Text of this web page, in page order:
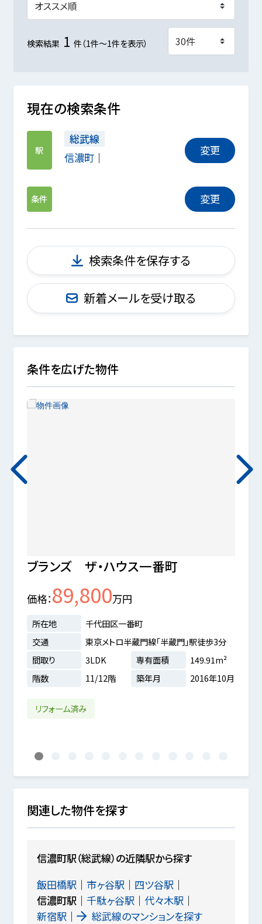
検索結果 1 件（1件～1件を表示）
現在の検索条件
駅
総武線
信濃町
変更
条件 変更
検索条件を保存する
新着メールを受け取る
条件を広げた物件
ブランズ ザ・ハウス一番町
価格 89,800万円
所在地
千代田区一番町
交通
東京メトロ半蔵門線「半蔵門」駅徒歩3分
間取り
3LDK 専有面積
149.91m²
階数
11/12階 築年月 2016年10月
リフォーム済み
1
関連した物件を探す
信濃町駅（総武線）の近隣駅から探す
飯田橋駅
市ヶ谷駅
四ツ谷駅
信濃町駅
千駄ヶ谷駅
代々木駅
新宿駅
総武線のマンションを探す